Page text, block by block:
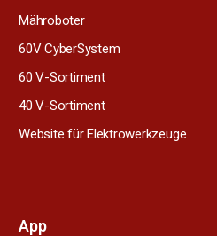
Mähroboter
60V CyberSystem
60 V-Sortiment
40 V-Sortiment
Website für Elektrowerkzeuge
App